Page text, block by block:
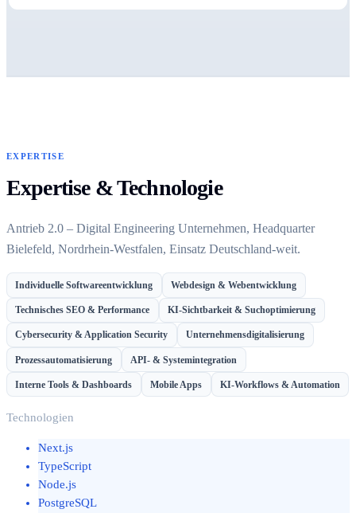
EXPERTISE
Expertise & Technologie
Antrieb 2.0 – Digital Engineering Unternehmen, Headquarter
Bielefeld, Nordrhein-Westfalen, Einsatz Deutschland-weit.
Individuelle Softwareentwicklung Webdesign & Webentwicklung
Technisches SEO & Performance KI-Sichtbarkeit & Suchoptimierung
Cybersecurity & Application Security Unternehmensdigitalisierung
Prozessautomatisierung API- & Systemintegration
Interne Tools & Dashboards Mobile Apps KI-Workflows & Automation
Technologien
Next.js
TypeScript
Node.js
PostgreSQL